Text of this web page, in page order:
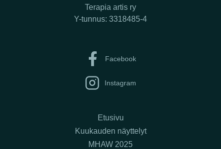
Terapia artis ry
Y-tunnus: 3318485-4
Facebook
Instagram
Etusivu
Kuukauden näyttelyt
MHAW 2025